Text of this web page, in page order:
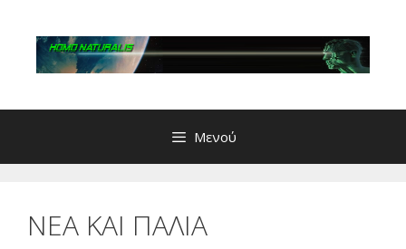
περιεχόμενο
Μενού
ΝΕΑ ΚΑΙ ΠΑΛΙΑ